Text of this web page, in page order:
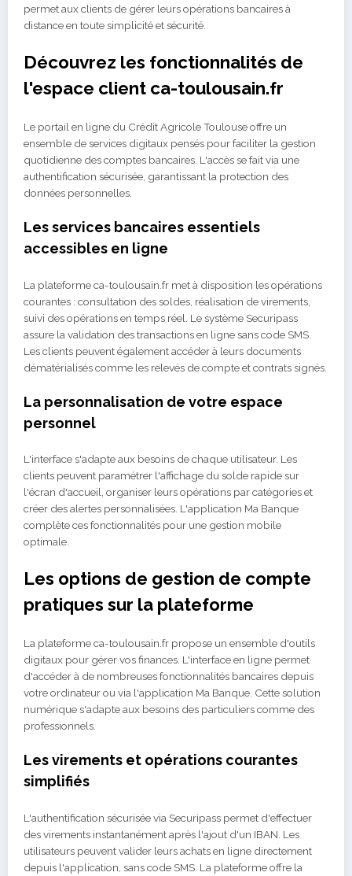
permet aux clients de gérer leurs opérations bancaires à
distance en toute simplicité et sécurité.
Découvrez les fonctionnalités de
l'espace client ca-toulousain.fr
Le portail en ligne du Crédit Agricole Toulouse offre un
ensemble de services digitaux pensés pour faciliter la gestion
quotidienne des comptes bancaires. L'accès se fait via une
authentification sécurisée, garantissant la protection des
données personnelles.
Les services bancaires essentiels
accessibles en ligne
La plateforme ca-toulousain.fr met à disposition les opérations
courantes : consultation des soldes, réalisation de virements,
suivi des opérations en temps réel. Le système Securipass
assure la validation des transactions en ligne sans code SMS.
Les clients peuvent également accéder à leurs documents
dématérialisés comme les relevés de compte et contrats signés.
La personnalisation de votre espace
personnel
L'interface s'adapte aux besoins de chaque utilisateur. Les
clients peuvent paramétrer l'affichage du solde rapide sur
l'écran d'accueil, organiser leurs opérations par catégories et
créer des alertes personnalisées. L'application Ma Banque
complète ces fonctionnalités pour une gestion mobile
optimale.
Les options de gestion de compte
pratiques sur la plateforme
La plateforme ca-toulousain.fr propose un ensemble d'outils
digitaux pour gérer vos finances. L'interface en ligne permet
d'accéder à de nombreuses fonctionnalités bancaires depuis
votre ordinateur ou via l'application Ma Banque. Cette solution
numérique s'adapte aux besoins des particuliers comme des
professionnels.
Les virements et opérations courantes
simplifiés
L'authentification sécurisée via Securipass permet d'effectuer
des virements instantanément après l'ajout d'un IBAN. Les
utilisateurs peuvent valider leurs achats en ligne directement
depuis l'application, sans code SMS. La plateforme offre la